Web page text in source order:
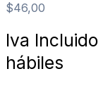
$46,00
Iva
hábiles